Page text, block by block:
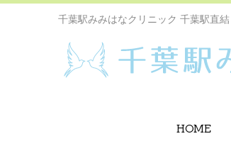
千葉駅みみはなクリニック 千葉駅直
HOME